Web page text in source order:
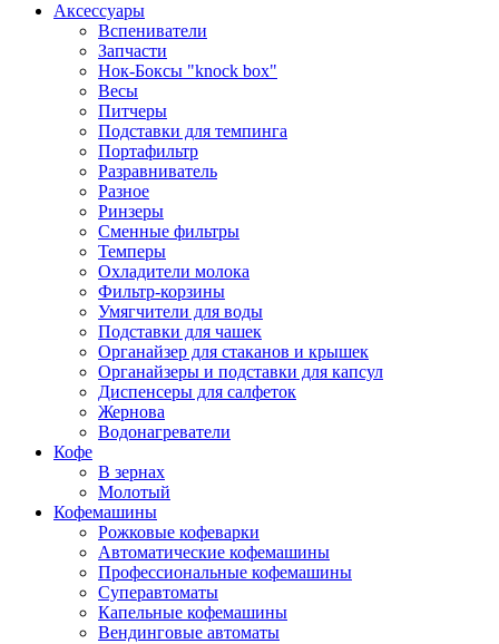
Аксессуары
Вспениватели
Запчасти
Нок-Боксы "knock box"
Весы
Питчеры
Подставки для темпинга
Портафильтр
Разравниватель
Разное
Ринзеры
Сменные фильтры
Темперы
Охладители молока
Фильтр-корзины
Умягчители для воды
Подставки для чашек
Органайзер для стаканов и крышек
Органайзеры и подставки для капсул
Диспенсеры для салфеток
Жернова
Водонагреватели
Кофе
В зернах
Молотый
Кофемашины
Рожковые кофеварки
Автоматические кофемашины
Профессиональные кофемашины
Суперавтоматы
Капельные кофемашины
Вендинговые автоматы